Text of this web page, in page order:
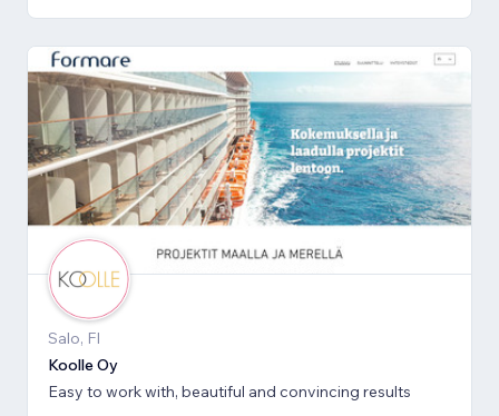
Salo, FI
Koolle Oy
Easy to work with, beautiful and convincing results